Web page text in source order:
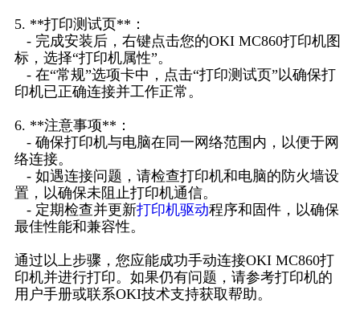
5. **打印测试页**：
- 完成安装后，右键点击您的OKI MC860打印机图
标，选择“打印机属性”。
- 在“常规”选项卡中，点击“打印测试页”以确保打
印机已正确连接并工作正常。
6. **注意事项**：
- 确保打印机与电脑在同一网络范围内，以便于网
络连接。
- 如遇连接问题，请检查打印机和电脑的防火墙设
置，以确保未阻止打印机通信。
- 定期检查并更新打印机驱动程序和固件，以确保
最佳性能和兼容性。
通过以上步骤，您应能成功手动连接OKI MC860打
印机并进行打印。如果仍有问题，请参考打印机的
用户手册或联系OKI技术支持获取帮助。